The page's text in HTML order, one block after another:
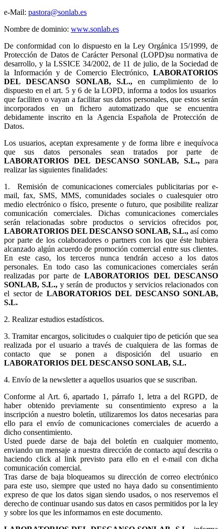
e-Mail: pastora@sonlab.es
Nombre de dominio: www.sonlab.es
De conformidad con lo dispuesto en la Ley Orgánica 15/1999, de
Protección de Datos de Carácter Personal (LOPD)su normativa de
desarrollo, y la LSSICE 34/2002, de 11 de julio, de la Sociedad de
la Información y de Comercio Electrónico, LABORATORIOS
DEL DESCANSO SONLAB, S.L.,en cumplimiento de lo
dispuesto en el art. 5 y 6 de la LOPD, informa a todos los usuarios
que faciliten o vayan a facilitar sus datos personales, que estos serán
incorporados en un fichero automatizado que se encuentra
debidamente inscrito en la Agencia Española de Protección de
Datos.
Los usuarios, aceptan expresamente y de forma libre e inequívoca
que sus datos personales sean tratados por parte de
LABORATORIOS DEL DESCANSO SONLAB, S.L., para
realizar las siguientes finalidades:
1.Remisión de comunicaciones comerciales publicitarias por e-
mail, fax, SMS, MMS, comunidades sociales o cualesquier otro
medio electrónico o físico, presente o futuro, que posibilite realizar
comunicación comerciales. Dichas comunicaciones comerciales
serán relacionadas sobre productos o servicios ofrecidos por,
LABORATORIOS DEL DESCANSO SONLAB, S.L., así como
por parte de los colaboradores o partners con los que éste hubiera
alcanzado algún acuerdo de promoción comercial entre sus clientes.
En este caso, los terceros nunca tendrán acceso a los datos
personales. En todo caso las comunicaciones comerciales serán
realizadas por parte deLABORATORIOS DEL DESCANSO
SONLAB, S.L., y serán de productos y servicios relacionados con
el sector de LABORATORIOS DEL DESCANSO SONLAB,
S.L.
2. Realizar estudios estadísticos.
3.Tramitar encargos, solicitudes o cualquier tipo de petición que sea
realizada por el usuario a través de cualquiera de las formas de
contacto que se ponen a disposición del usuario en
LABORATORIOS DEL DESCANSO SONLAB, S.L.
4. Envío de la newsletter a aquellos usuarios que se suscriban.
Conforme al Art. 6, apartado 1, párrafo 1, letra a del RGPD, de
haber obtenido previamente su consentimiento expreso a la
inscripción a nuestro boletín, utilizaremos los datos necesarias para
ello para el envío de comunicaciones comerciales de acuerdo a
dicho consentimiento.
Usted puede darse de baja del boletín en cualquier momento,
enviando un mensaje a nuestra dirección de contacto aquí descrita o
haciendo click al link previsto para ello en el e-mail con dicha
comunicación comercial.
Tras darse de baja bloqueamos su dirección de correo electrónico
para este uso, siempre que usted no haya dado su consentimiento
expreso de que los datos sigan siendo usados, o nos reservemos el
derecho de continuar usando sus datos en casos permitidos por la ley
y sobre los que les informamos en este documento.